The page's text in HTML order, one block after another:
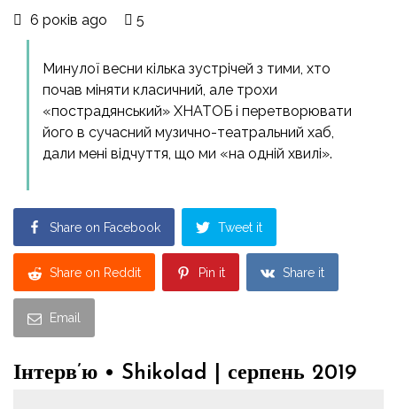
6 років ago 5
Минулої весни кілька зустрічей з тими, хто
почав міняти класичний, але трохи
«пострадянський» ХНАТОБ і перетворювати
його в сучасний музично-театральний хаб,
дали мені відчуття, що ми «на одній хвилі».
Share on Facebook Tweet it
Share on Reddit Pin it Share it
Email
Інтерв’ю • Shikolad | серпень 2019